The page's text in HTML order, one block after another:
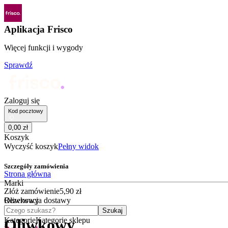
Aplikacja Frisco
Więcej funkcji i wygody
Sprawdź
Zaloguj się
Kod pocztowy
0,00 zł
Koszyk
Wyczyść koszykPełny widok
Szczegóły zamówienia
Złóż zamówienie5,90 zł
Rezerwacja dostawy
Czego szukasz?
Szukaj
KategorieKategorie sklepu
Strona główna
Marki
Oliwkowy